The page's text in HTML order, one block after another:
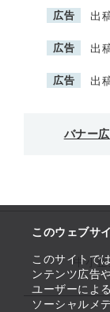
このウェブサ
このサイトで
ンテンツ広告
ユーザーによ
ソーシャルメ
広告 出
広告 出
広告 出
バナー
中小